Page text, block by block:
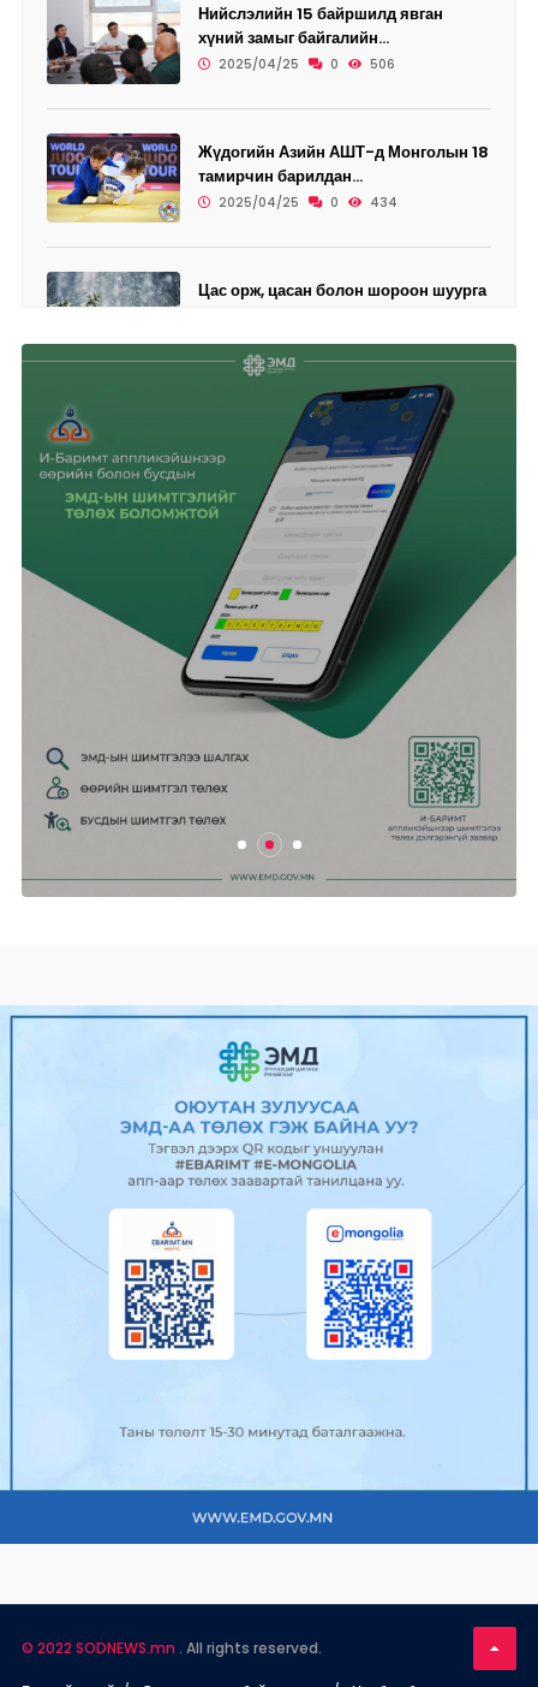
Нийслэлийн 15 байршилд явган
хүний замыг байгалийн...
2025/04/25 0 506
Жүдогийн Азийн АШТ-д Монголын 18
тамирчин барилдан...
2025/04/25 0 434
Цас орж, цасан болон шороон шуурга
2025/04/25 0 456
Өнөөдөр дөрвөн дүүрэгт ЦАХИЛГААН
ХЯЗГААРЛАНА
2025/04/25 0
Ази, Номхон далайн бүсийн
"Аспак-2025" ч...
2025/04/24 426
Өнөөдөр цахилгаан хязгаарлах
ХУВААРЬ
Ганцмод-Гашуунсухайтын төмөр
замын бүтээн байгуула...
2025/04/24 0 483
2025/04/24 0 510
сарын...
2025/04/24 0 491
УИХ-ын Нийгмийн бодлогын
байнгын хороо хуралдав
0 479
зөвлөлийн гишүүд нийс...
"Улаанбаатар марафон 2025” олон
улсын г...
© 2022 SODNEWS.mn . All rights reserved.